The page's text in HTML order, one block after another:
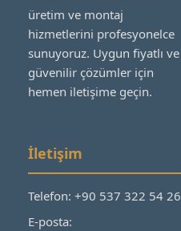
üretim ve montaj
hizmetlerini profesyonelce
sunuyoruz. Uygun fiyatlı ve
güvenilir çözümler için
hemen iletişime geçin.
İletişim
Telefon: +90 537 322 54 26
E-posta: